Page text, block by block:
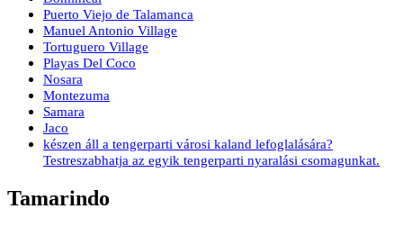
Puerto Viejo de Talamanca
Manuel Antonio Village
Tortuguero Village
Playas Del Coco
Nosara
Montezuma
Samara
Jaco
készen áll a tengerparti városi kaland lefoglalására?
Testreszabhatja az egyik tengerparti nyaralási csomagunkat.
Tamarindo